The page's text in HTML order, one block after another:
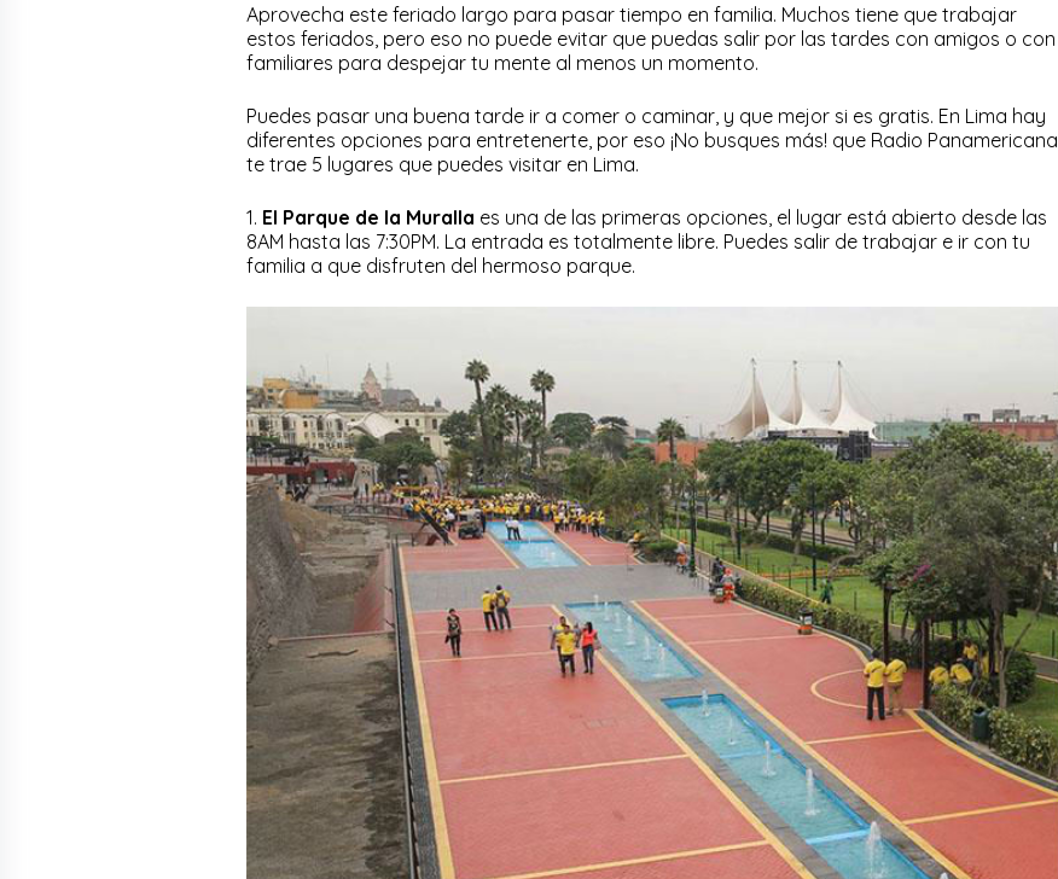
Aprovecha este feriado largo para pasar tiempo en familia. Muchos tiene que trabajar
estos feriados, pero eso no puede evitar que puedas salir por las tardes con amigos o con
familiares para despejar tu mente al menos un momento.
Puedes pasar una buena tarde ir a comer o caminar, y que mejor si es gratis. En Lima hay
diferentes opciones para entretenerte, por eso ¡No busques más! que Radio Panamericana
te trae 5 lugares que puedes visitar en Lima.
1. El Parque de la Muralla es una de las primeras opciones, el lugar está abierto desde las
8AM hasta las 7:30PM. La entrada es totalmente libre. Puedes salir de trabajar e ir con tu
familia a que disfruten del hermoso parque.